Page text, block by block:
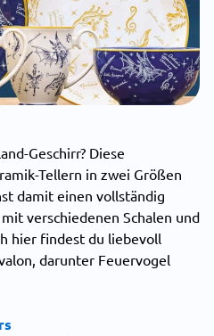
Geschirr? Diese
Tellern in zwei Größen
damit einen vollständig
verschiedenen Schalen und
hier findest du liebevoll
darunter Feuervogel